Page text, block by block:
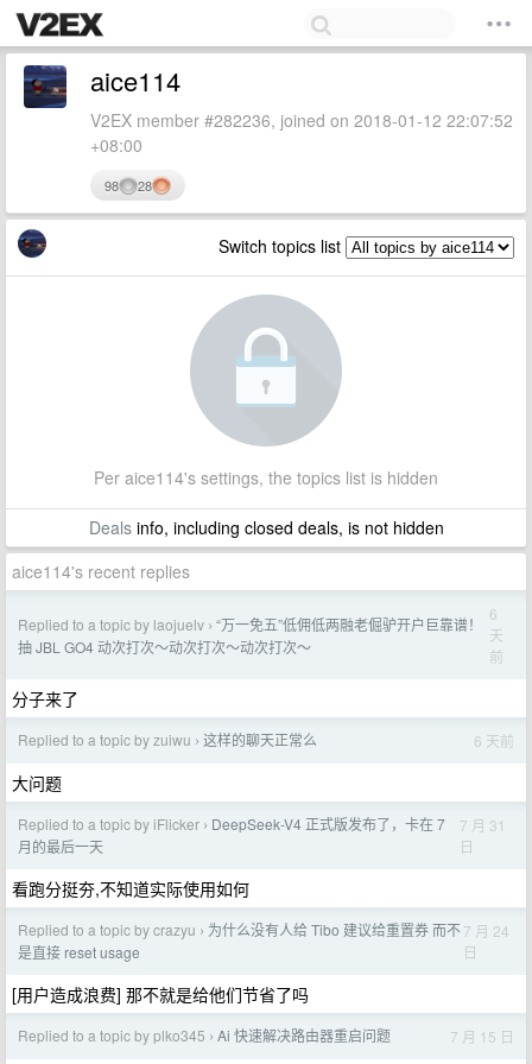
aice114
V2EX member #282236, joined on 2018-01-12 22:07:52
+08:00
98 28
Switch topics list
Per aice114's settings, the topics list is hidden
Dealsinfo, including closed deals, is not hidden
aice114's recent replies
Replied to a topic by laojuelv › “万一免五”低佣低两融老倔驴开户巨靠谱！
抽 JBL GO4 动次打次～动次打次～动次打次～
6
天
前
分子来了
Replied to a topic by zuiwu › 这样的聊天正常么 6 天前
大问题
Replied to a topic by iFlicker › DeepSeek-V4 正式版发布了，卡在 7
月的最后一天
7 月 31
日
看跑分挺夯,不知道实际使用如何
Replied to a topic by crazyu › 为什么没有人给 Tibo 建议给重置券 而不
是直接 reset usage
7 月 24
日
[用户造成浪费] 那不就是给他们节省了吗
Replied to a topic by plko345 › Ai 快速解决路由器重启问题 7 月 15 日